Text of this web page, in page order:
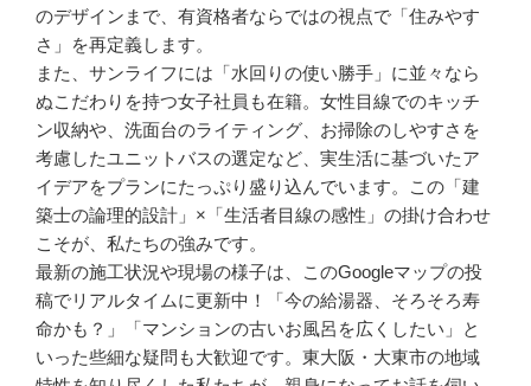
のデザインまで、有資格者ならではの視点で「住みやす
さ」を再定義します。
また、サンライフには「水回りの使い勝手」に並々なら
ぬこだわりを持つ女子社員も在籍。女性目線でのキッチ
ン収納や、洗面台のライティング、お掃除のしやすさを
考慮したユニットバスの選定など、実生活に基づいたア
イデアをプランにたっぷり盛り込んでいます。この「建
築士の論理的設計」×「生活者目線の感性」の掛け合わせ
こそが、私たちの強みです。
最新の施工状況や現場の様子は、このGoogleマップの投
稿でリアルタイムに更新中！「今の給湯器、そろそろ寿
命かも？」「マンションの古いお風呂を広くしたい」と
いった些細な疑問も大歓迎です。東大阪・大東市の地域